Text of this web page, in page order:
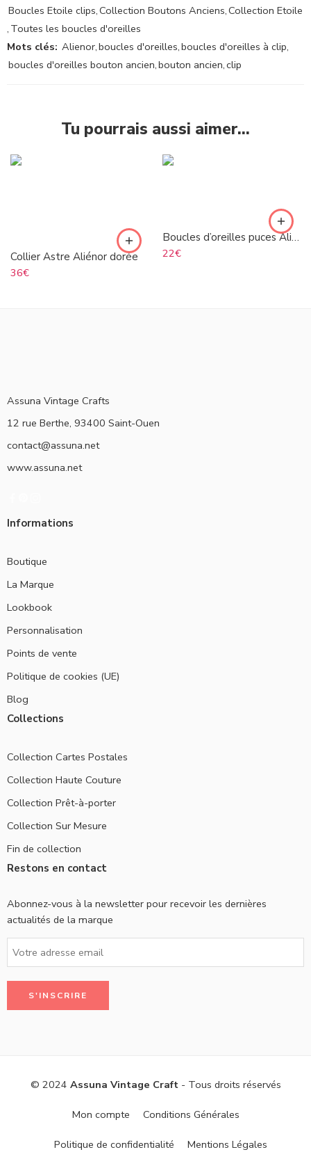
Boucles Etoile clips,Collection Boutons Anciens,Collection Etoile
, Toutes les boucles d'oreilles
Mots clés: Alienor,boucles d'oreilles,boucles d'oreilles à clip,
boucles d'oreilles bouton ancien,bouton ancien,clip
Tu pourrais aussi aimer…
Collier Astre Aliénor dorée
36€
Boucles d’oreilles puces Aliénor doré
22€
Assuna Vintage Crafts
12 rue Berthe, 93400 Saint-Ouen
contact@assuna.net
www.assuna.net
Informations
Boutique
La Marque
Lookbook
Personnalisation
Points de vente
Politique de cookies (UE)
Blog
Collections
Collection Cartes Postales
Collection Haute Couture
Collection Prêt-à-porter
Collection Sur Mesure
Fin de collection
Restons en contact
Abonnez-vous à la newsletter pour recevoir les dernières
actualités de la marque
© 2024 Assuna Vintage Craft- Tous droits réservés
Mon compte Conditions Générales
Politique de confidentialité Mentions Légales